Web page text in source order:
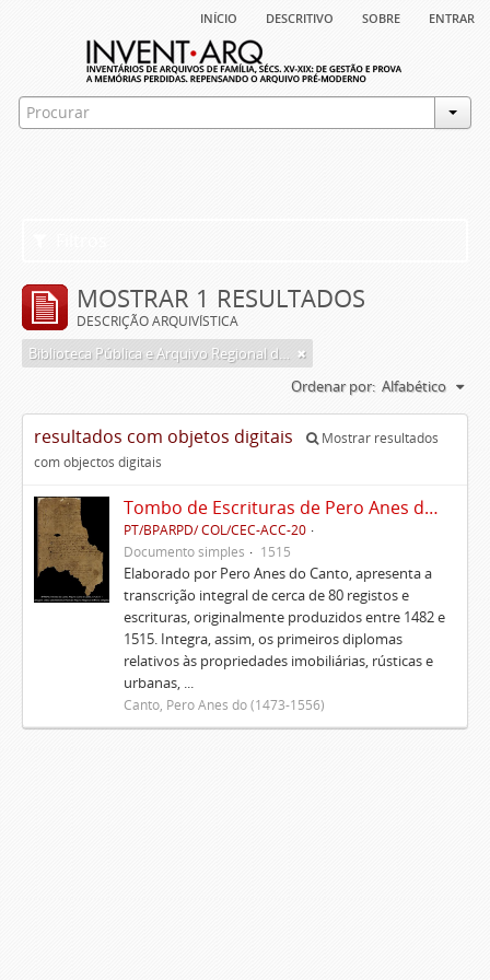
início descritivo sobre entrar
MOSTRAR 1 RESULTADOS
DESCRIÇÃO ARQUIVÍSTICA
Biblioteca Pública e Arquivo Regional de Ponta Delgada
Ordenar por: Alfabético
resultados com objetos digitais
Mostrar resultados
com objectos digitais
Tombo de Escrituras de Pero Anes do Canto
PT/BPARPD/ COL/CEC-ACC-20
Documento simples
1515
Elaborado por Pero Anes do Canto, apresenta a
transcrição integral de cerca de 80 registos e
escrituras, originalmente produzidos entre 1482 e
1515. Integra, assim, os primeiros diplomas
relativos às propriedades imobiliárias, rústicas e
urbanas, ...
Canto, Pero Anes do (1473-1556)